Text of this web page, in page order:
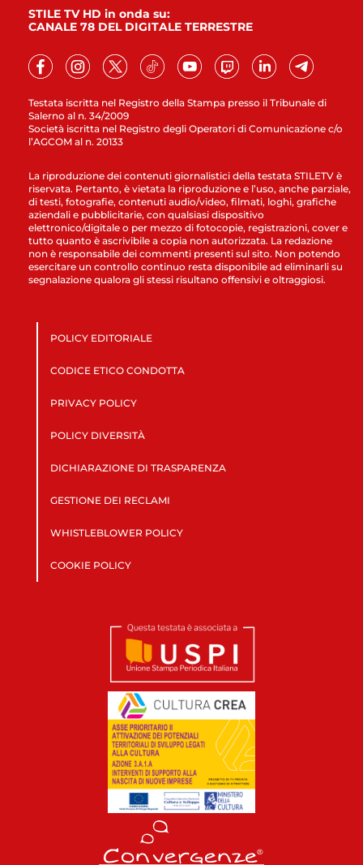
Testata iscritta nel Registro della Stampa presso il Tribunale di
Salerno al n. 34/2009
Società iscritta nel Registro degli Operatori di Comunicazione c/o
l’AGCOM al n. 20133
STILE TV HD in onda su:
CANALE 78 DEL DIGITALE TERRESTRE
La riproduzione dei contenuti giornalistici della testata STILETV è
riservata. Pertanto, è vietata la riproduzione e l’uso, anche parziale,
di testi, fotografie, contenuti audio/video, filmati, loghi, grafiche
aziendali e pubblicitarie, con qualsiasi dispositivo
elettronico/digitale o per mezzo di fotocopie, registrazioni, cover e
tutto quanto è ascrivibile a copia non autorizzata. La redazione
non è responsabile dei commenti presenti sul sito. Non potendo
esercitare un controllo continuo resta disponibile ad eliminarli su
segnalazione qualora gli stessi risultano offensivi e oltraggiosi.
POLICY EDITORIALE
CODICE ETICO CONDOTTA
PRIVACY POLICY
POLICY DIVERSITÀ
DICHIARAZIONE DI TRASPARENZA
GESTIONE DEI RECLAMI
WHISTLEBLOWER POLICY
COOKIE POLICY